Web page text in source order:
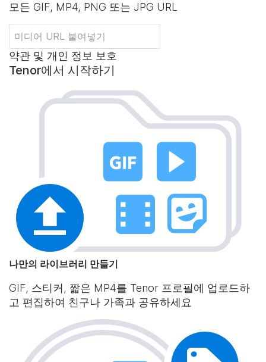
모든 GIF, MP4, PNG 또는 JPG URL
약관 및 개인 정보 보호
Tenor에서 시작하기
나만의 라이브러리 만들기
GIF, 스티커, 짧은 MP4를 Tenor 프로필에 업로드하
고 편집하여 친구나 가족과 공유하세요